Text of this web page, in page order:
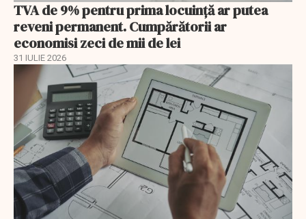
TVA de 9% pentru prima locuință ar putea
reveni permanent. Cumpărătorii ar
economisi zeci de mii de lei
31 IULIE 2026